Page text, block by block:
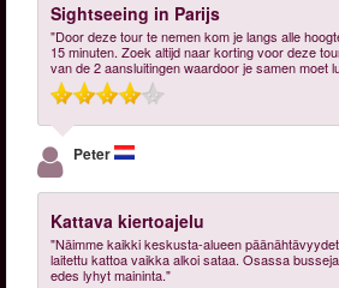
Sightseeing in Parijs
"Door deze tour te nemen kom je langs alle
15 minuten. Zoek altijd naar korting voor deze
van de 2 aansluitingen waardoor je samen moet
Peter
Kattava kiertoajelu
"Näimme kaikki keskusta-alueen
laitettu kattoa vaikka alkoi sataa. Osassa
edes lyhyt maininta."